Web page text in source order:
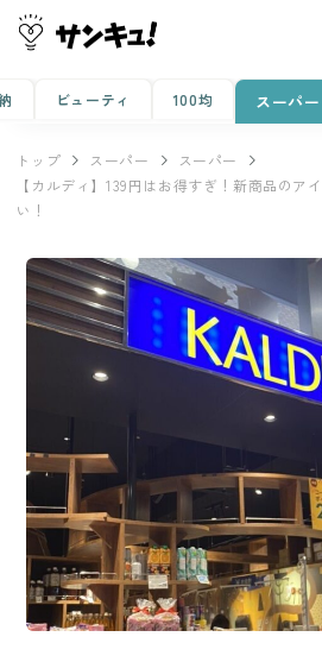
ビューティ 100均 スーパー
トップ スーパー
スーパー
【カルディ】139円はお得すぎ！新商品のア
い！